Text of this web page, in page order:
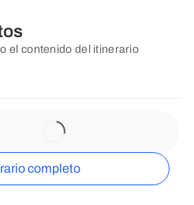
el contenido del itinerario
completo